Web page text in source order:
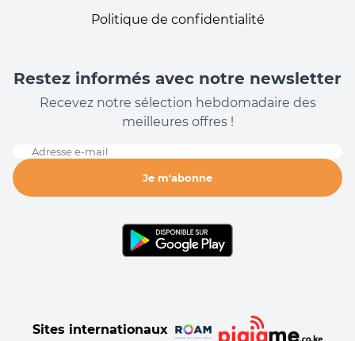
Politique de confidentialité
Restez informés avec notre newsletter
Recevez notre sélection hebdomadaire des
meilleures offres !
Adresse e-mail
Je m'abonne
Sites internationaux